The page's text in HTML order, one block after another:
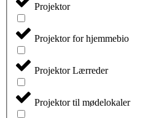
Projektor
Projektor for hjemmebio
Projektor Lærreder
Projektor til mødelokaler